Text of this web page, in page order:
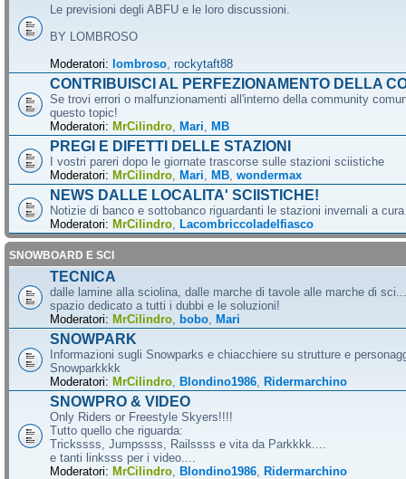
Le previsioni degli ABFU e le loro discussioni.
BY LOMBROSO
Moderatori: lombroso rockytaft88
CONTRIBUISCI AL PERFEZIONAMENTO DELLA
Se trovi errori o malfunzionamenti all'interno della community
questo topic!
Moderatori: MrCilindro Mari MB
PREGI E DIFETTI DELLE STAZIONI
I vostri pareri dopo le giornate trascorse sulle stazioni sciistiche
Moderatori: MrCilindro Mari MB wondermax
NEWS DALLE LOCALITA' SCIISTICHE!
Notizie di banco e sottobanco riguardanti le stazioni invernali a
Moderatori: MrCilindro Lacombriccoladelfiasco
SNOWBOARD E SCI
TECNICA
dalle lamine alla sciolina, dalle marche di tavole alle marche di
spazio dedicato a tutti i dubbi e le soluzioni!
Moderatori: MrCilindro bobo Mari
SNOWPARK
Informazioni sugli Snowparks e chiacchiere su strutture e
Snowparkkkk
Moderatori: MrCilindro Blondino1986 Ridermarchino
SNOWPRO & VIDEO
Only Riders or Freestyle Skyers!!!!
Tutto quello che riguarda:
Trickssss, Jumpssss, Railssss e vita da Parkkkk....
e tanti linksss per i video....
Moderatori: MrCilindro Blondino1986 Ridermarchino